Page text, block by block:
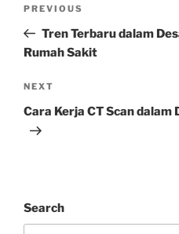
Previous
Post
PREVIOUS
Tren Terbaru dalam
Rumah Sakit
Next
Post
NEXT
Cara Kerja CT Scan dalam
Search